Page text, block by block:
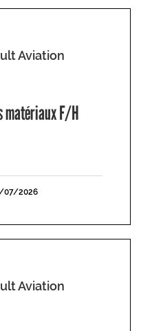
Aviation
matériaux F/H
07/2026
Aviation